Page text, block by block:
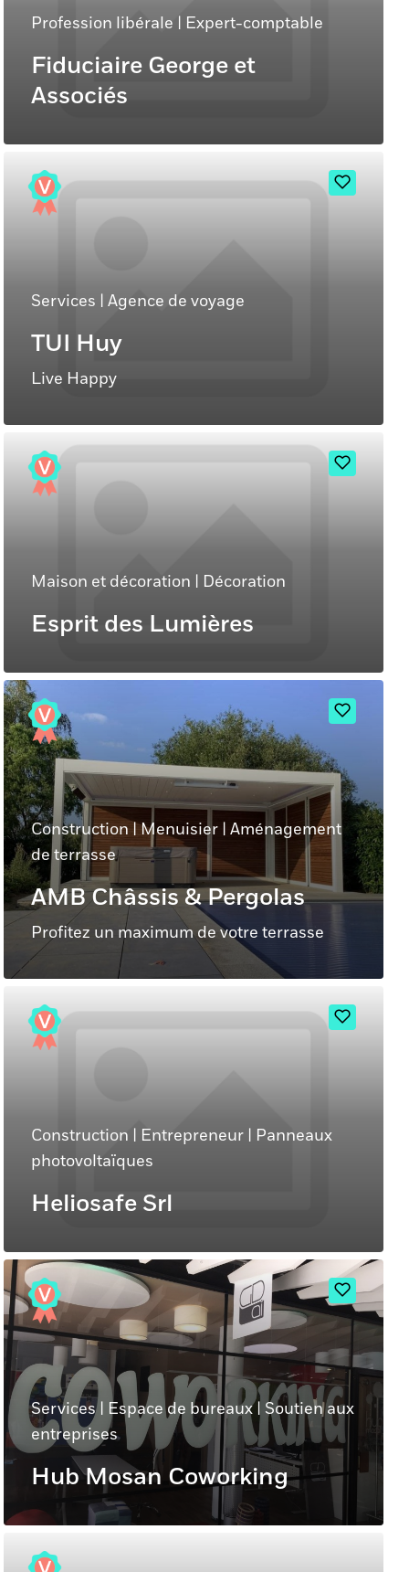
Profession libérale | Expert-comptable
Fiduciaire George et
Associés
Services | Agence de voyage
TUI Huy
Live Happy
Maison et décoration | Décoration
Esprit des Lumières
Construction |Menuisier | Aménagement
de terrasse
AMB Châssis & Pergolas
Profitez un maximum de votre terrasse
Construction | Entrepreneur | Panneaux
photovoltaïques
Heliosafe Srl
Services| Espace de bureaux| Soutien aux
entreprises
Hub Mosan Coworking